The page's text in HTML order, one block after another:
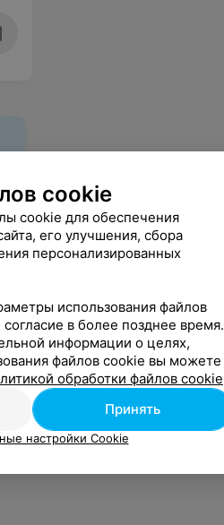
cookie
cookie для обеспечения
его улучшения, сбора
персонализированных
использования файлов
в более позднее время.
информации о целях,
файлов cookie вы можете
обработки файлов cookie
Принять
настройки Cookie